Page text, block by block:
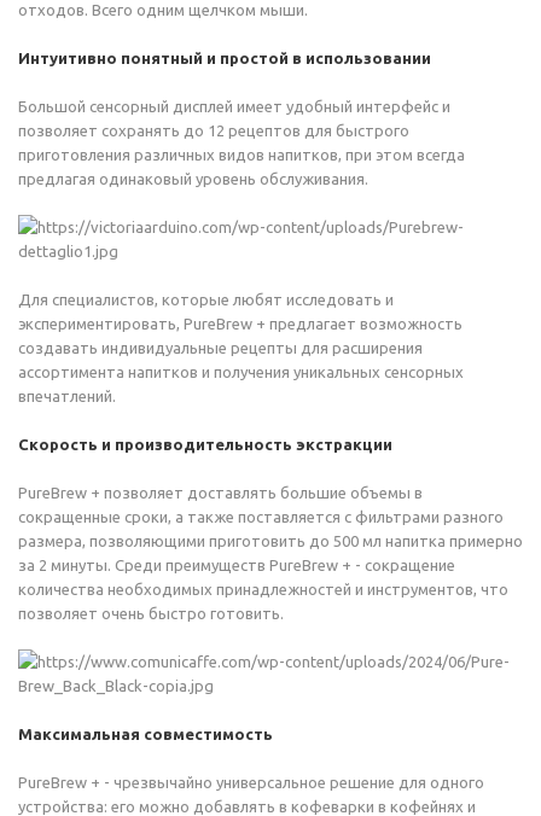
отходов. Всего одним щелчком мыши.
Интуитивно понятный и простой в использовании
Большой сенсорный дисплей имеет удобный интерфейс и
позволяет сохранять до 12 рецептов для быстрого
приготовления различных видов напитков, при этом всегда
предлагая одинаковый уровень обслуживания.
Для специалистов, которые любят исследовать и
экспериментировать, PureBrew + предлагает возможность
создавать индивидуальные рецепты для расширения
ассортимента напитков и получения уникальных сенсорных
впечатлений.
Скорость и производительность экстракции
PureBrew + позволяет доставлять большие объемы в
сокращенные сроки, а также поставляется с фильтрами разного
размера, позволяющими приготовить до 500 мл напитка примерно
за 2 минуты. Среди преимуществ PureBrew + - сокращение
количества необходимых принадлежностей и инструментов, что
позволяет очень быстро готовить.
Максимальная совместимость
PureBrew + - чрезвычайно универсальное решение для одного
устройства: его можно добавлять в кофеварки в кофейнях и